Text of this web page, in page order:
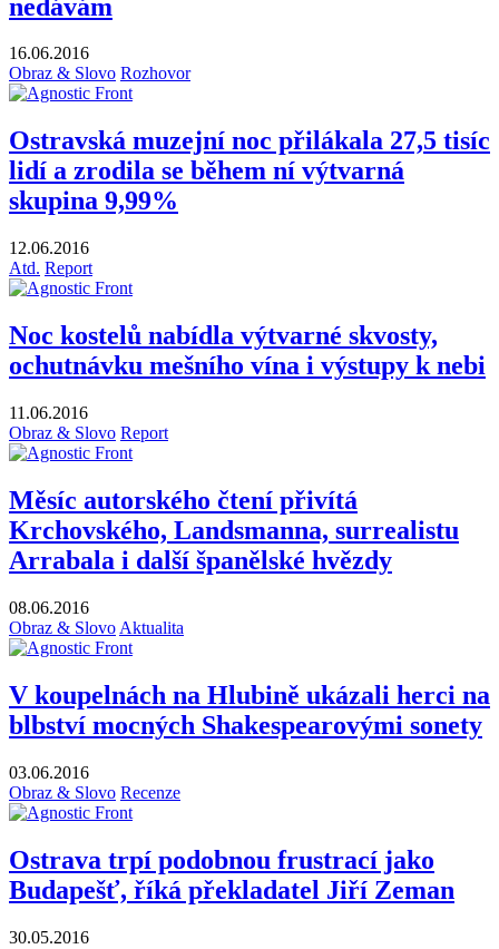
nedávám
16.06.2016
Obraz & Slovo Rozhovor
Ostravská muzejní noc přilákala 27,5 tisíc
lidí a zrodila se během ní výtvarná
skupina 9,99%
12.06.2016
Atd. Report
Noc kostelů nabídla výtvarné skvosty,
ochutnávku mešního vína i výstupy k nebi
11.06.2016
Obraz & Slovo Report
Měsíc autorského čtení přivítá
Krchovského, Landsmanna, surrealistu
Arrabala i další španělské hvězdy
08.06.2016
Obraz & Slovo Aktualita
V koupelnách na Hlubině ukázali herci na
blbství mocných Shakespearovými sonety
03.06.2016
Obraz & Slovo Recenze
Ostrava trpí podobnou frustrací jako
Budapešť, říká překladatel Jiří Zeman
30.05.2016